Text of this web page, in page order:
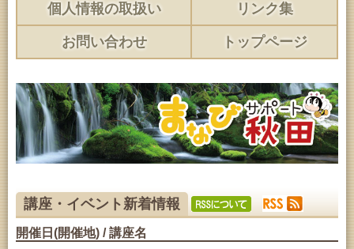
個人情報の取扱い リンク集
お問い合わせ トップページ
講座・イベント新着情報
開催日(開催地) / 講座名